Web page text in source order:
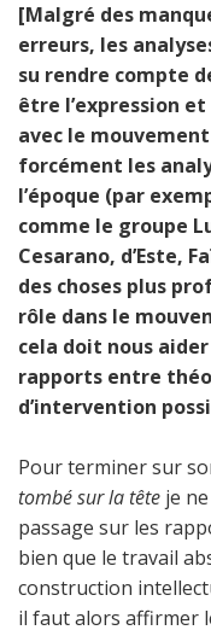
[Malgré des
erreurs, les
su rendre compte
être l’expression
avec le mouvement
forcément les
l’époque (par
comme le groupe
Cesarano, d’Este,
des choses plus
rôle dans le
cela doit nous
rapports entre
d’intervention
Pour terminer sur
tombé sur la tête je
passage sur les
bien que le travail
construction
il faut alors affirmer